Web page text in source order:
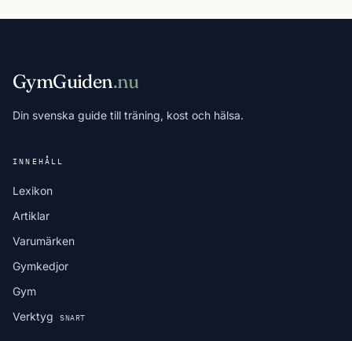
GymGuiden.nu
Din svenska guide till träning, kost och hälsa.
INNEHÅLL
Lexikon
Artiklar
Varumärken
Gymkedjor
Gym
Verktyg
SNART